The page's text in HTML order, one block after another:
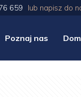
659 lub napisz do
Poznaj nas